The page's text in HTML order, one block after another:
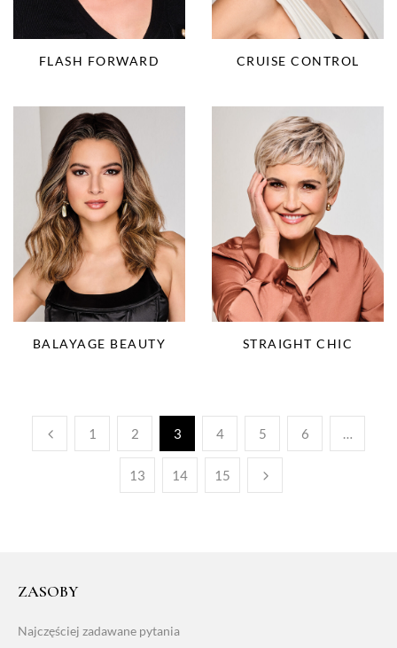
FLASH FORWARD CRUISE CONTROL
BALAYAGE BEAUTY STRAIGHT CHIC
1 2 3 4 5 6 …
13 14 15
ZASOBY
Najczęściej zadawane pytania